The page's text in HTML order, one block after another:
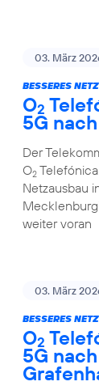
03. März
BESSERES
O2
5G
Der
O2
Netzausbau
weiter voran
03. März
BESSERES
O2
5G